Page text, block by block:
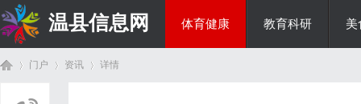
温县信息网 体育健康 教育科研 美
门户 资讯 详情